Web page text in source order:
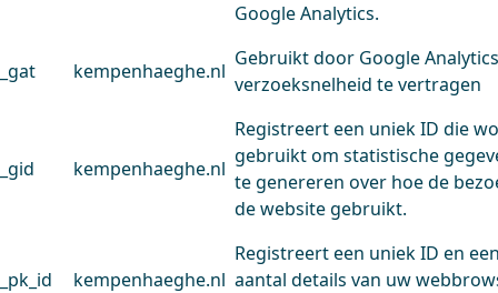
Google Analytics.
_gat kempenhaeghe.nl
Gebruikt door Google
verzoeksnelheid te vertragen
_gid kempenhaeghe.nl
Registreert een uniek ID die
gebruikt om statistische
te genereren over hoe de
de website gebruikt.
_pk_id kempenhaeghe.nl
Registreert een uniek ID en
aantal details van uw